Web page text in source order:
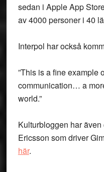
sedan i Apple App
av 4000 personer i 40
Interpol har också
”This is a fine example
communication… a
world.”
Kulturbloggen har
Ericsson som driver
här.